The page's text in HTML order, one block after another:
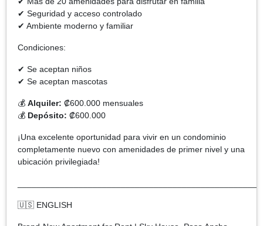
✔ Seguridad y acceso controlado
✔ Ambiente moderno y familiar
Condiciones:
✔ Se aceptan niños
✔ Se aceptan mascotas
💰 Alquiler: ₡600.000 mensuales
💰 Depósito: ₡600.000
¡Una excelente oportunidad para vivir en un condominio
completamente nuevo con amenidades de primer nivel y una
ubicación privilegiada!
🇺🇸 ENGLISH